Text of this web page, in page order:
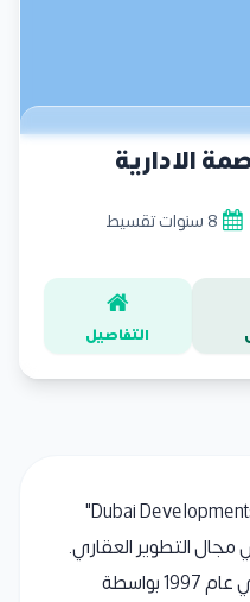
الادارية
8 سنوات تقسيط
التفاصيل
شركة دبي للتطوير العقاري "Dubai Developments"
التطوير العقاري.
تأسست هذه الشركة الرائدة في عام 1997 بواسطة